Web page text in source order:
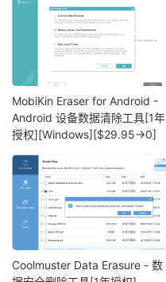
MobiKin Eraser for Android -
Android 设备数据清除工具[1年
授权][Windows][$29.95→0]
Coolmuster Data Erasure - 数